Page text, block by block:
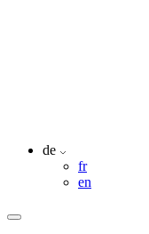
de
fr
en